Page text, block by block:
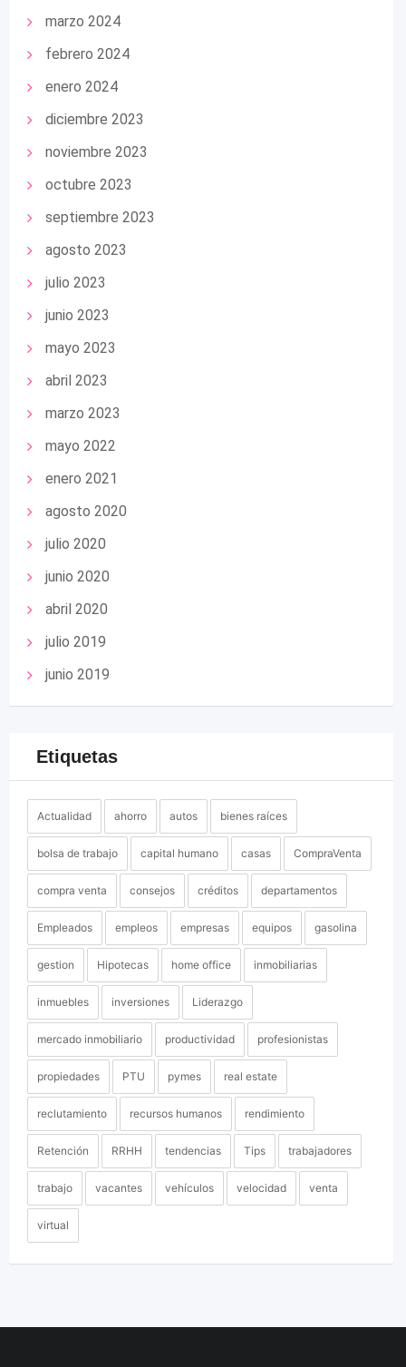
marzo 2024
febrero 2024
enero 2024
diciembre 2023
noviembre 2023
octubre 2023
septiembre 2023
agosto 2023
julio 2023
junio 2023
mayo 2023
abril 2023
marzo 2023
mayo 2022
enero 2021
agosto 2020
julio 2020
junio 2020
abril 2020
julio 2019
junio 2019
Etiquetas
Actualidad ahorro autos bienes raíces
bolsa de trabajo capital humano casas CompraVenta
compra venta consejos créditos departamentos
Empleados empleos empresas equipos gasolina
gestion Hipotecas home office inmobiliarias
inmuebles inversiones Liderazgo
mercado inmobiliario productividad profesionistas
propiedades PTU pymes real estate
reclutamiento recursos humanos rendimiento
Retención RRHH tendencias Tips trabajadores
trabajo vacantes vehículos velocidad venta
virtual